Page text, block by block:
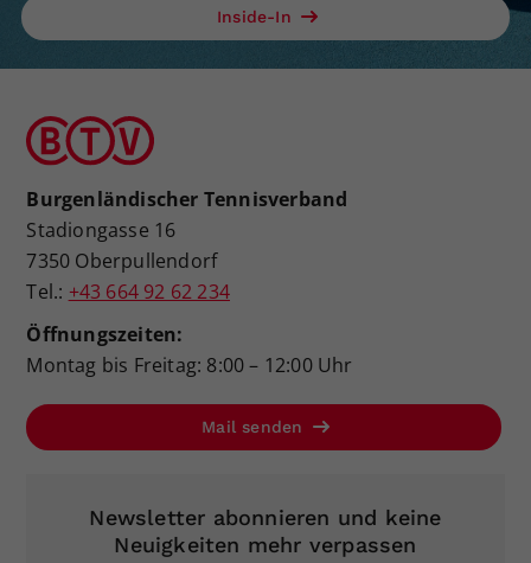
Inside-In
Burgenländischer Tennisverband
Stadiongasse 16
7350 Oberpullendorf
Tel.: +43 664 92 62 234
Öffnungszeiten:
Montag bis Freitag: 8:00 – 12:00 Uhr
Mail senden
Newsletter abonnieren und keine
Neuigkeiten mehr verpassen